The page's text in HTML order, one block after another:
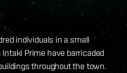
individuals in a small
Prime have barricaded
throughout the town.